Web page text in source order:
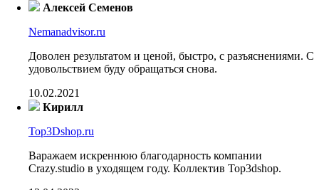
Алексей Семенов
Nemanadvisor.ru
Доволен результатом и ценой, быстро, с разъяснениями. С
удовольствием буду обращаться снова.
10.02.2021
Кирилл
Top3Dshop.ru
Варажаем искреннюю благодарность компании
Crazy.studio в уходящем году. Коллектив Top3dshop.